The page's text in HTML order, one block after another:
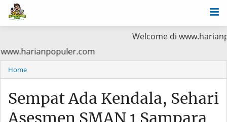
Welcome di
Baca di www.harianpopuler.com
Home
Sempat Ada Kendala, Sehari
Asesmen SMAN 1 Sampara